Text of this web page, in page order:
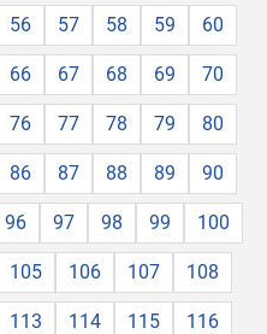
56 57 58 59 60
66 67 68 69 70
76 77 78 79 80
86 87 88 89 90
96 97 98 99 100
105 106 107 108
113 114 115 116